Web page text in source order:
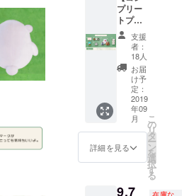
準じて管理
させていた
だきます。
ルダー
をお届
けいた
しま
す。ま
た、感
謝の気
持ちを
込めた
サン
キュー
もお送
りいた
される
「くま
ろー」
「つっ
きい」
「ぎん
ぺい」
の3種ぬ
いぐる
みと、
書き下
ろし限
定ポス
ド1枚、
気持ち
プリー
トプラ
ン】 1.
サン
キュー
レター
2.書き
下ろし
限定ポ
スト
カード1
枚 3.ス
テッ
カー3種
4.アク
支援
者：
18人
お届
け予
定：
2019
年09
月
詳細を見る
こ
の
リ
タ
ー
ン
を
選
択
す
る
9,7